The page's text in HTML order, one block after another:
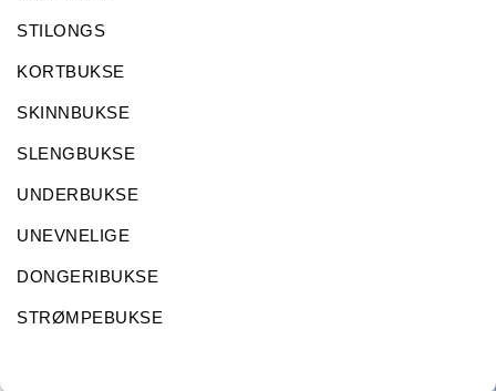
STILONGS
KORTBUKSE
SKINNBUKSE
SLENGBUKSE
UNDERBUKSE
UNEVNELIGE
DONGERIBUKSE
STRØMPEBUKSE